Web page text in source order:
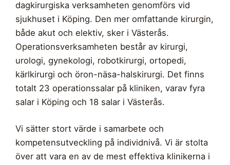
dagkirurgiska verksamheten genomförs vid
sjukhuset i Köping. Den mer omfattande kirurgin,
både akut och elektiv, sker i Västerås.
Operationsverksamheten består av kirurgi,
urologi, gynekologi, robotkirurgi, ortopedi,
kärlkirurgi och öron-näsa-halskirurgi. Det finns
totalt 23 operationssalar på kliniken, varav fyra
salar i Köping och 18 salar i Västerås.
Vi sätter stort värde i samarbete och
kompetensutveckling på individnivå. Vi är stolta
över att vara en av de mest effektiva klinikerna i